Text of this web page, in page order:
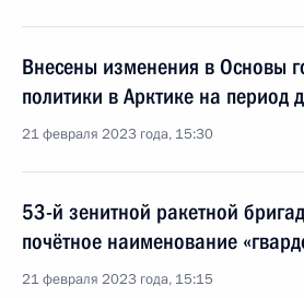
Внесены изменения в Основы
политики в Арктике на период
21 февраля 2023 года, 15:30
53-й зенитной ракетной
почётное наименование
21 февраля 2023 года, 15:15